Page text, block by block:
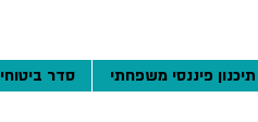
תיכנון פיננסי משפחתי סדר ביטוחי